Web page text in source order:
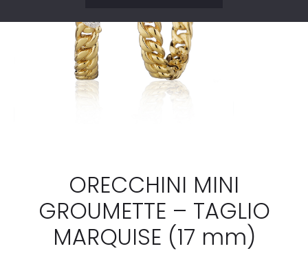
ORECCHINI MINI
GROUMETTE – TAGLIO
MARQUISE (17 mm)